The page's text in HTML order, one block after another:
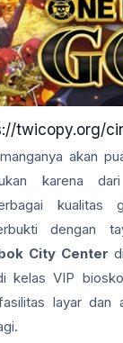
twicopy.org/
akan
karena
kualitas
dengan
City Center
kelas VIP
layar dan